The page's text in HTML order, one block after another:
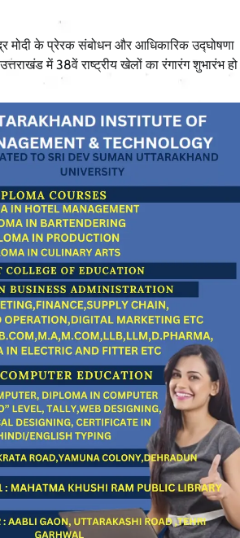
मोदी के प्रेरक संबोधन और आधिकारिक उद्घोषणा
में 38वें राष्ट्रीय खेलों का रंगारंग शुभारंभ हो